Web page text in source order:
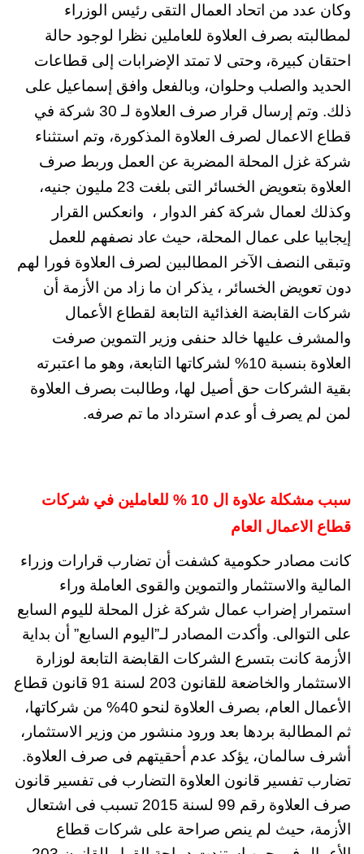
وكان عدد من اتحاد العمال التقى رئيس الوزراء
لمطالبته بصرف العلاوة للعاملين نظرا لوجود حالة
احتقان كبيرة، وحتى لا تمتد الإضرابات إلى قطاعات
الحديد والصلب وحلوان، وبالفعل وافق إسماعيل على
ذلك. وتم إرسال قرار صرف العلاوة لـ 30 شركة في
قطاع الاعمال لصرف العلاوة المذكورة، وتم استثناء
شركة غزل المحلة المضربة عن العمل وربط صرف
العلاوة بتعويض الخسائر التى بلغت 23 مليون جنيه،
وكذلك لعمال شركة كفر الدوار ،
وانعكس القرار
إيجابيا على عمال المحلة، حيث عاد نصفهم للعمل
وتبقى النصف الآخر المطالبين لصرف العلاوة فورا لهم
دون تعويض الخسائر ، يذكر ان ما زاد من الأزمة أن
شركات القابضة الغذائية التابعة لقطاع الأعمال
والمشرف عليها خالد حنفى وزير التموين صرفت
العلاوة بنسبة 10% لشركاتها التابعة، وهو ما اعتبرته
بقية الشركات حق أصيل لها، وطالبت بصرف العلاوة
لمن لم يصرف أو عدم استرداد ما تم صرفه.
سبب مشكلة علاوة ال 10 % للعاملين في شركات
قطاع الاعمال العام
كانت مصادر حكومية كشفت أن تضارب قرارات وزراء
المالية والاستثمار والتموين والقوى العاملة وراء
استمرار إضراب عمال شركة غزل المحلة لليوم السابع
على التوالى. وأكدت المصادر لـ”اليوم السابع” أن بداية
الأزمة كانت بتسرع الشركات القابضة التابعة لوزارة
الاستثمار والخاضعة للقانون 203 لسنة 91 قانون قطاع
الأعمال العام، بصرف العلاوة لنحو 40% من شركاتها،
ثم المطالبة بردها بعد ورود منشور من وزير الاستثمار،
أشرف سالمان، يؤكد عدم أحقيتهم فى صرف العلاوة.
تضارب تفسير قانون العلاوة التضارب فى تفسير قانون
صرف العلاوة رقم 99 لسنة 2015 تسبب فى اشتعال
الأزمة، حيث لم ينص صراحة على شركات قطاع